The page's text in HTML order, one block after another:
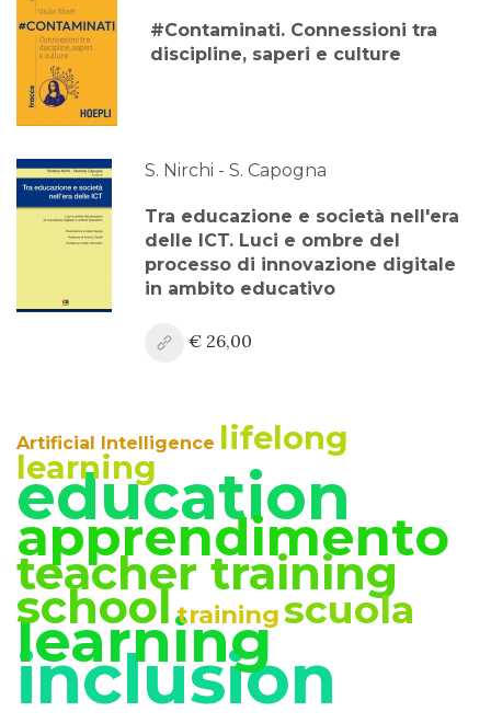
2024
Anno XVI, Numero 1
2024
2023
Anno XV, Numero 3
Anno XV, Numero 2
2023
Anno XV, Numero 1
Anno XV
2023 Vol. 1
Anno XIV, Numero 4
2022
Anno XIV, Numero 3
2022
Anno XIV, Numero 2
2022
#Contaminati. Connessioni tra
discipline, saperi e culture
S. Nirchi - S. Capogna
Tra educazione e società nell'era
delle ICT. Luci e ombre del
processo di innovazione digitale
in ambito educativo
€ 26,00
Artificial Intelligence lifelong
learning
education
apprendimento
teacher training
schooltrainingscuola
learning
inclusion